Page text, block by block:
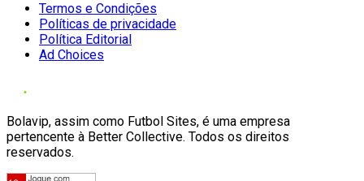
Termos e Condições
Políticas de privacidade
Política Editorial
Ad Choices
Bolavip, assim como Futbol Sites, é uma empresa
pertencente à Better Collective. Todos os direitos
reservados.